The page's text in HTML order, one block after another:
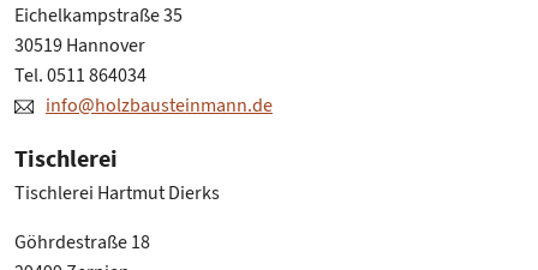
Eichelkampstraße 35
30519 Hannover
Tel. 0511 864034
info@holzbausteinmann.de
Tischlerei
Tischlerei Hartmut Dierks
Göhrdestraße 18